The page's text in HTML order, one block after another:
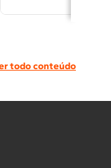
Manchas.
todo conteúdo